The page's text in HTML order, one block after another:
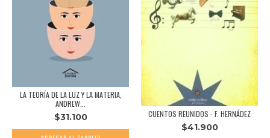
LA TEORÍA DE LA LUZ Y LA MATERIA,
ANDREW...
$31.100 CUENTOS REUNIDOS - F. HERNÁDEZ
$41.900